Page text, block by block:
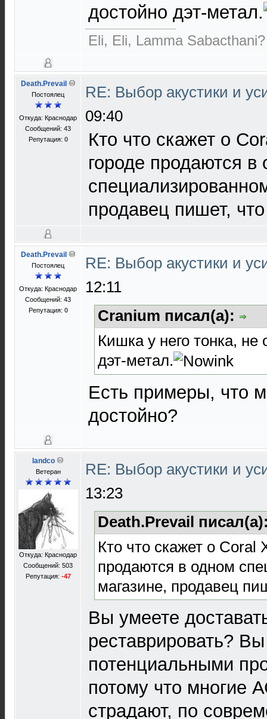
достойно дэт-метал.
Eli, Eli, Lamma Sabacthani?
Death.Prevail
Постоялец
Откуда: Краснодар
Сообщений: 43
Репутация: 0
RE: Выбор акустики и
09:40
Кто что скажет о
городе продаются в
продавец пишет,
Death.Prevail
Постоялец
Откуда: Краснодар
Сообщений: 43
Репутация: 0
RE: Выбор акустики и
12:11
Cranium писал(а):
Кишка у него тонка, не
дэт-метал.
Есть примеры, что
достойно?
landco
Ветеран
Откуда: Краснодар
Сообщений: 503
Репутация: -47
RE: Выбор акустики и
13:23
Death.Prevail
Кто что скажет о Coral
продаются в одном
магазине, продавец
Вы умеете
реставрировать?
потенциальными
потому что многие
страдают, по